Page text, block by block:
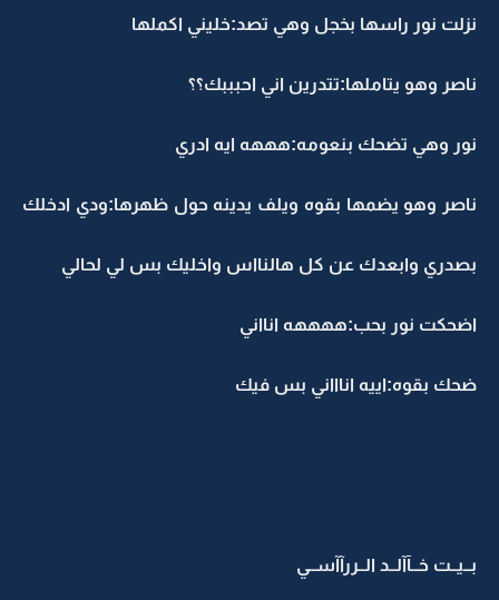
نزلت نور راسها بخجل وهي تصد:خليني اكملها
ناصر وهو يتاملها:تتدرين اني احبببك؟؟
نور وهي تضحك بنعومه:هههه ايه ادري
ناصر وهو يضمها بقوه ويلف يدينه حول ظهرها:ودي ادخلك
بصدري وابعدك عن كل هالنااس واخليك بس لي لحالي
اضحكت نور بحب:ههههه انااني
ضحك بقوه:اييه اناااني بس فيك
بــيــت خــآآلــد الــررآآســي